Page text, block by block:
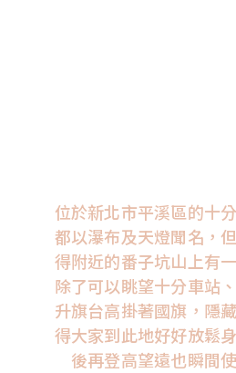
位於新北市平溪區的十
都以瀑布及天燈聞名，
得附近的番子坑山上有
除了可以眺望十分車站
升旗台高掛著國旗，隱
得大家到此地好好放鬆
後再登高望遠也瞬間